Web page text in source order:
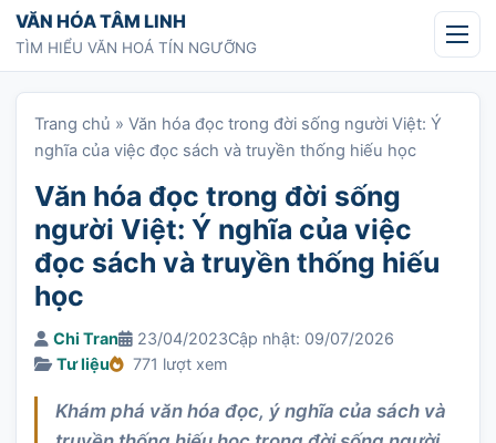
Chuyển tới nội dung
VĂN HÓA TÂM LINH
TÌM HIỂU VĂN HOÁ TÍN NGƯỠNG
Trang chủ » Văn hóa đọc trong đời sống người Việt: Ý
nghĩa của việc đọc sách và truyền thống hiếu học
Văn hóa đọc trong đời sống
người Việt: Ý nghĩa của việc
đọc sách và truyền thống hiếu
học
Chi Tran 23/04/2023Cập nhật: 09/07/2026
Tư liệu
771 lượt xem
Khám phá văn hóa đọc, ý nghĩa của sách và